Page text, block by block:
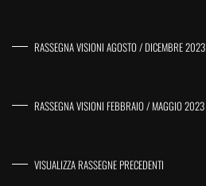
RASSEGNA VISIONI AGOSTO / DICEMBRE 2023
RASSEGNA VISIONI FEBBRAIO / MAGGIO 2023
VISUALIZZA RASSEGNE PRECEDENTI